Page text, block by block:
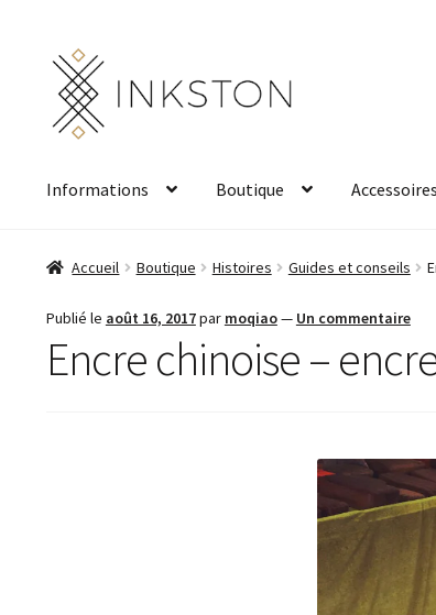
Aller
navigation
Aller
au
contenu
Informations Boutique Accessoires
Accueil Boutique Histoires Guides et conseils
Publié le août 16, 2017par moqiao— Un commentaire
Encre chinoise –